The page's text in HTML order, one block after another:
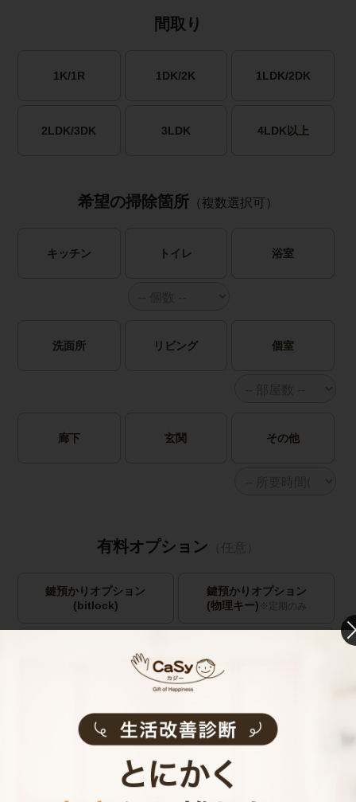
間取り
1K/1R 1DK/2K 1LDK/2DK
2LDK/3DK 3LDK 4LDK以上
希望の掃除箇所 （複数選択可）
キッチン トイレ 浴室
洗面所 リビング 個室
廊下 玄関 その他
有料オプション
鍵預かりオプション
(bitlock)
鍵預かりオプション
(物理キー) ※定期のみ
キャストの指名
お見積り内容
ご利用時間